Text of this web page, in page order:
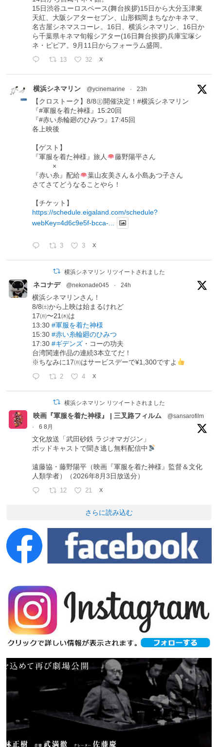
15日渋谷ユーロスペース(舞台挨拶)15日から大分玉津東
天紅、大阪シアターセブン、山形鶴岡まちなかキネマ、
名古屋シネマスコーレ。16日、横浜シネマリン、16日か
ら千葉県キネマ旬報シアター(16日舞台挨拶)兵庫宝塚シ
ネ・ピピア。9月11日からフォーラム盛岡。
13 32 X
横浜シネマリン @ycinemarine · 23h
【クロストーク】8/8㊏開催決定！#横浜シネマリン
『#軍服を着た神様』15:20回
『#赤い糸輪廻のひみつ』17:45回
各上映後
【ゲスト】
『軍服を着た神様』旅人
藤野陽平さん
×
『赤い糸』配給
葉山友美さん＆小島あつ子さん
さてさてどうなることやら！
【チケット】
https://schedule.eigaland.com/schedule?
webKey=4d6c9e5f-bcca-...
3 3 X
横浜シネマリン リツイートされました
ネコナデ @nekonade045 · 24h
横浜シネマリンさん！
8/8㈯から上映は始まるけれど
17㈪〜21㈭は
13:30#軍服を着た神様
15:30#赤い糸輪廻のひみつ
17:30#ギデンズ ・コーの功夫
台湾関連作品の連続3本立てだ！
※ちなみに17㈪はサービスデーで¥1,300ですよ
2 4 X
横浜シネマリン リツイートされました
映画『軍服を着た神様』 | 三叉路フィルム
@sansarofilm
·
6 8月
文化放送「武田砂鉄 ラジオマガジン」
ポッドキャストで聞き逃し無料配信中
遠藤協・藤野陽平（映画『軍服を着た神様』監督＆文化
人類学者）（2026年8月3日放送分）
12 21 X
さらに読み込む